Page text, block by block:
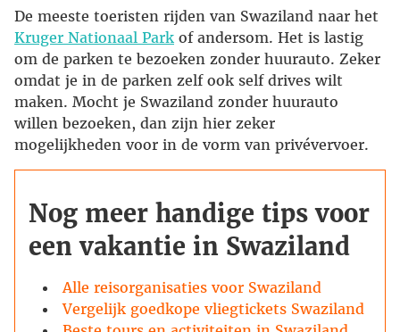
De meeste toeristen rijden van Swaziland naar het
Kruger Nationaal Park of andersom. Het is lastig
om de parken te bezoeken zonder huurauto. Zeker
omdat je in de parken zelf ook self drives wilt
maken. Mocht je Swaziland zonder huurauto
willen bezoeken, dan zijn hier zeker
mogelijkheden voor in de vorm van privévervoer.
Nog meer handige tips voor
een vakantie in Swaziland
Alle reisorganisaties voor Swaziland
Vergelijk goedkope vliegtickets Swaziland